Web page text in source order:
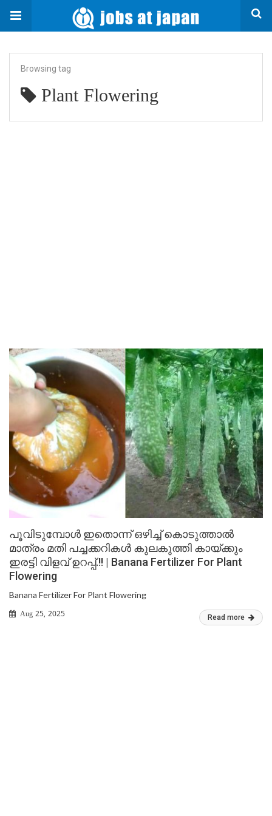
Browsing tag
Plant Flowering
പൂവിടുമ്പോൾ ഇതൊന്ന് ഒഴിച്ച് കൊടുത്താൽ
മാത്രം മതി പച്ചക്കറികൾ കുലകുത്തി കായ്ക്കും
ഇരട്ടി വിളവ് ഉറപ്പ്.!! | Banana Fertilizer For Plant
Flowering
Banana Fertilizer For Plant Flowering
Aug 25, 2025 Read more